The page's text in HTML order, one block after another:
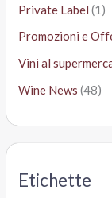
Private Label (1)
Promozioni e
Vini al
Wine News (48)
Etichette